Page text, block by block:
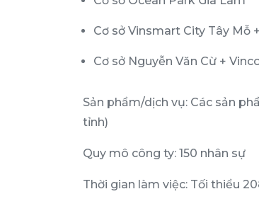
Cơ sở Vinsmart City Tây Mỗ
Cơ sở Nguyễn Văn Cừ +
Sản phẩm/dịch vụ: Các sản
tỉnh)
Quy mô công ty: 150 nhân sự
Thời gian làm việc: Tối thiểu